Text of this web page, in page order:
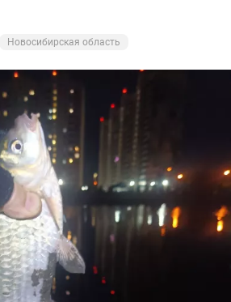
Новосибирская область